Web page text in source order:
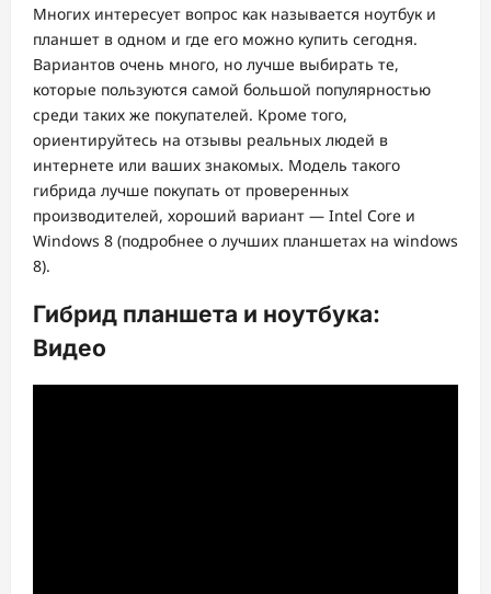
Многих интересует вопрос как называется ноутбук и
планшет в одном и где его можно купить сегодня.
Вариантов очень много, но лучше выбирать те,
которые пользуются самой большой популярностью
среди таких же покупателей. Кроме того,
ориентируйтесь на отзывы реальных людей в
интернете или ваших знакомых. Модель такого
гибрида лучше покупать от проверенных
производителей, хороший вариант — Intel Core и
Windows 8 (подробнее о лучших планшетах на windows
8).
Гибрид планшета и ноутбука:
Видео